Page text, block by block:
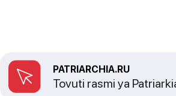
PATRIARCHIA.RU
Tovuti rasmi ya